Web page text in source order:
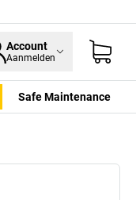
Account
Aanmelden
Safe Maintenance
plaatstalen